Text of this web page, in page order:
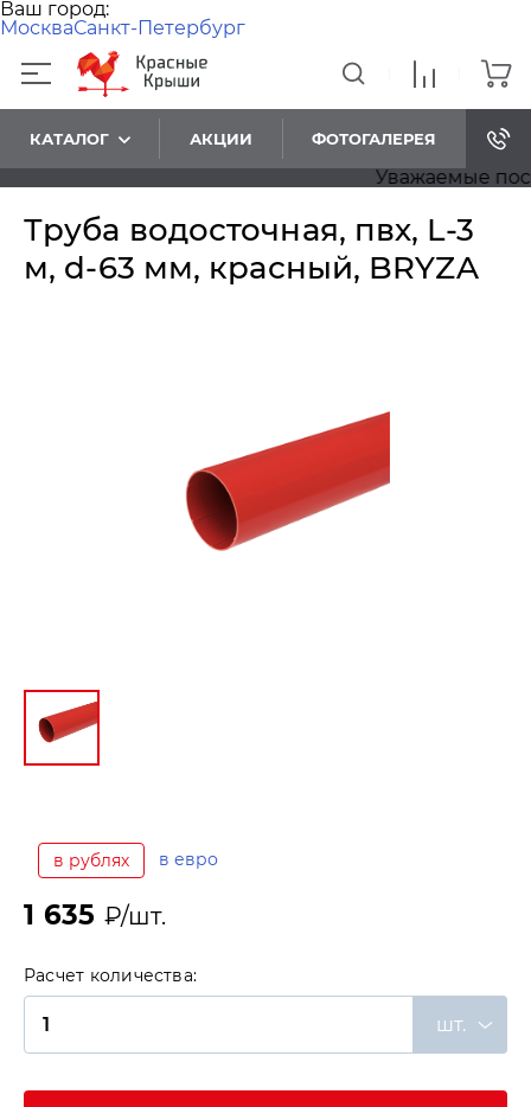
Ваш город:
МоскваСанкт-Петербург
КАТАЛОГ АКЦИИ ФОТОГАЛЕРЕЯ
Уважаемые
Труба водосточная, пвх, L-3
м, d-63 мм, красный, BRYZA
в рублях в евро
1 635 ₽/шт.
Расчет количества:
шт.